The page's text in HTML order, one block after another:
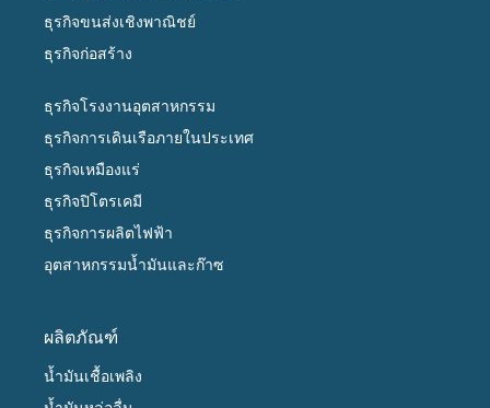
ธุรกิจขนส่งเชิงพาณิชย์
ธุรกิจก่อสร้าง
ธุรกิจโรงงานอุตสาหกรรม
ธุรกิจการเดินเรือภายในประเทศ
ธุรกิจเหมืองแร่
ธุรกิจปิโตรเคมี
ธุรกิจการผลิตไฟฟ้า
อุตสาหกรรมน้ำมันและก๊าซ
ผลิตภัณฑ์
น้ำมันเชื้อเพลิง